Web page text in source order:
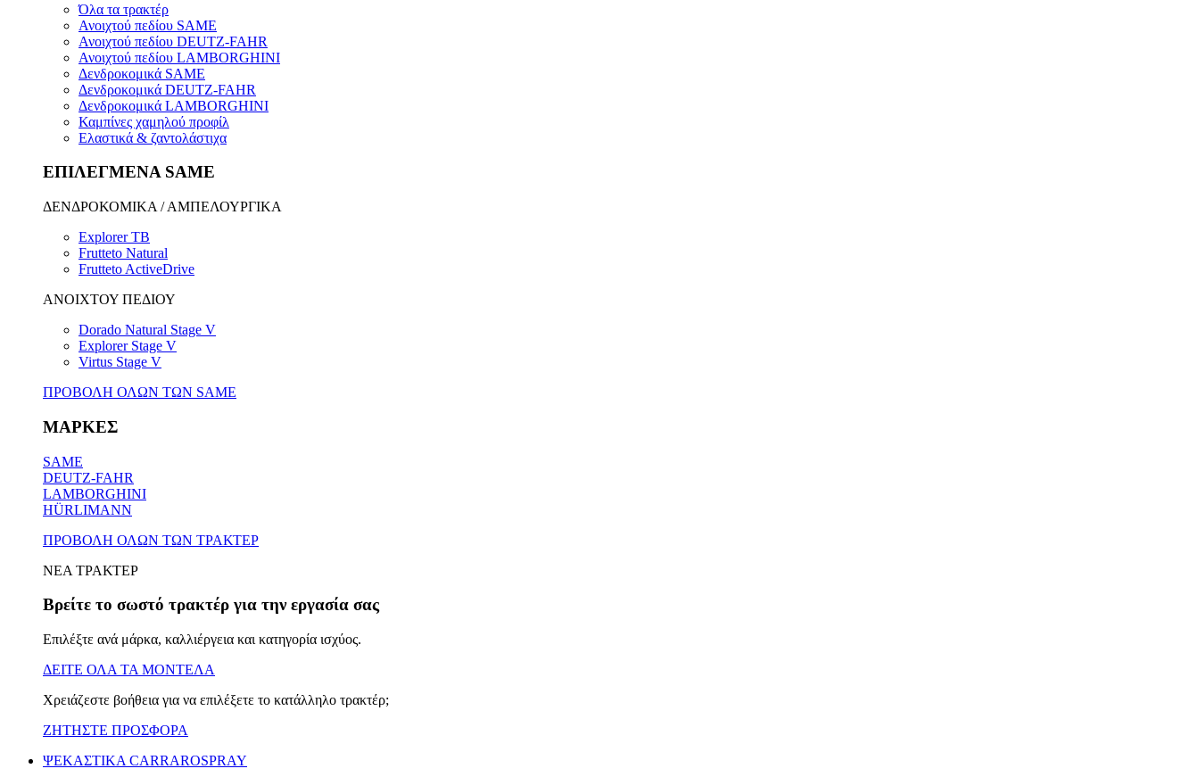
Όλα τα τρακτέρ
Ανοιχτού πεδίου SAME
Ανοιχτού πεδίου DEUTZ-FAHR
Ανοιχτού πεδίου LAMBORGHINI
Δενδροκομικά SAME
Δενδροκομικά DEUTZ-FAHR
Δενδροκομικά LAMBORGHINI
Καμπίνες χαμηλού προφίλ
Ελαστικά & ζαντολάστιχα
ΕΠΙΛΕΓΜΕΝΑ SAME
ΔΕΝΔΡΟΚΟΜΙΚΑ / ΑΜΠΕΛΟΥΡΓΙΚΑ
Explorer TB
Frutteto Natural
Frutteto ActiveDrive
ΑΝΟΙΧΤΟΥ ΠΕΔΙΟΥ
Dorado Natural Stage V
Explorer Stage V
Virtus Stage V
ΠΡΟΒΟΛΗ ΟΛΩΝ ΤΩΝ SAME
ΜΑΡΚΕΣ
SAME
DEUTZ-FAHR
LAMBORGHINI
HÜRLIMANN
ΠΡΟΒΟΛΗ ΟΛΩΝ ΤΩΝ ΤΡΑΚΤΕΡ
ΝΕΑ ΤΡΑΚΤΕΡ
Βρείτε το σωστό τρακτέρ για την εργασία σας
Επιλέξτε ανά μάρκα, καλλιέργεια και κατηγορία ισχύος.
ΔΕΙΤΕ ΟΛΑ ΤΑ ΜΟΝΤΕΛΑ
Χρειάζεστε βοήθεια για να επιλέξετε το κατάλληλο τρακτέρ;
ΖΗΤΗΣΤΕ ΠΡΟΣΦΟΡΑ
ΨΕΚΑΣΤΙΚΑ CARRAROSPRAY